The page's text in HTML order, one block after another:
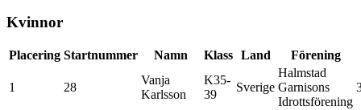
Kvinnor
Placering Startnummer Namn Klass Land Förening
1 28
Vanja
Karlsson
K35-
39
Sverige
Halmstad
Garnisons
Idrottsförening